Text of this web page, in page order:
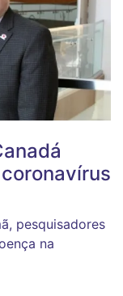
pesquisadores
na